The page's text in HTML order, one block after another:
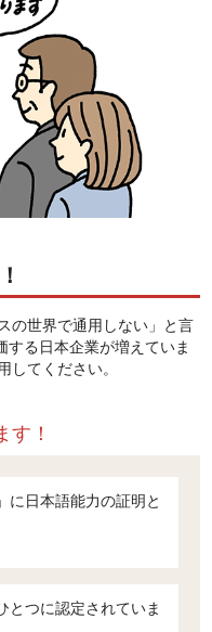
の世界で通用しない」と言
る日本企業が増えていま
してください。
！
に日本語能力の証明と
とつに認定されていま